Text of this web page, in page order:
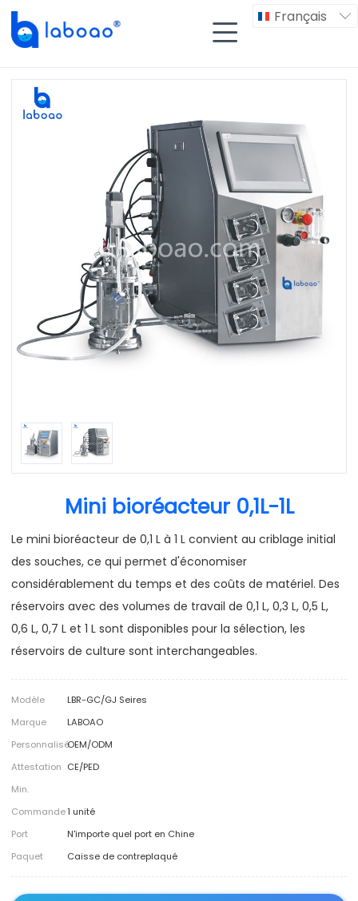
Français 

Mini bioréacteur 0,1L-1L
Le mini bioréacteur de 0,1 L à 1 L convient au criblage initial
des souches, ce qui permet d'économiser
considérablement du temps et des coûts de matériel. Des
réservoirs avec des volumes de travail de 0,1 L, 0,3 L, 0,5 L,
0,6 L, 0,7 L et 1 L sont disponibles pour la sélection, les
réservoirs de culture sont interchangeables.
Modèle
LBR-GC/GJ Seires
Marque
LABOAO
PersonnaliséOEM/ODM
Attestation CE/PED
Min.
Commande1 unité
Port
N'importe quel port en Chine
Paquet
Caisse de contreplaqué